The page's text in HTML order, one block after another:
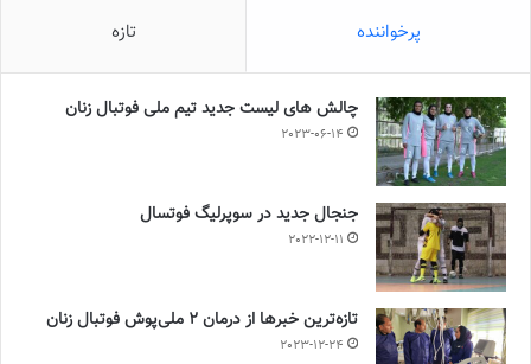
پرخواننده تازه
چالش هاى ليست جدید تيم ملى فوتبال زنان
2023-06-14
جنجال جدید در سوپرلیگ فوتسال
2022-12-11
تازه‌ترین خبرها از درمان ۲ ملی‌پوش فوتبال زنان
2023-12-24